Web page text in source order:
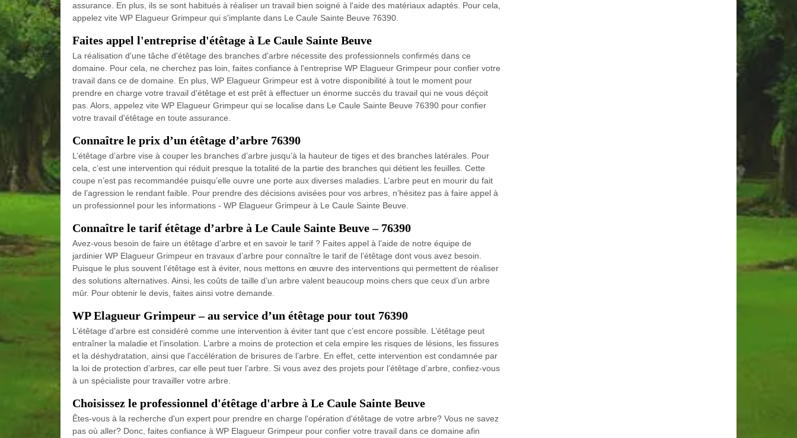
assurance. En plus, ils se sont habitués à réaliser un travail bien soigné à l'aide des matériaux adaptés. Pour cela,
appelez vite WP Elagueur Grimpeur qui s'implante dans Le Caule Sainte Beuve 76390.
Faites appel l'entreprise d'étêtage à Le Caule Sainte Beuve
La réalisation d'une tâche d'étêtage des branches d'arbre nécessite des professionnels confirmés dans ce
domaine. Pour cela, ne cherchez pas loin, faites confiance à l'entreprise WP Elagueur Grimpeur pour confier votre
travail dans ce de domaine. En plus, WP Elagueur Grimpeur est à votre disponibilité à tout le moment pour
prendre en charge votre travail d'étêtage et est prêt à effectuer un énorme succès du travail qui ne vous déçoit
pas. Alors, appelez vite WP Elagueur Grimpeur qui se localise dans Le Caule Sainte Beuve 76390 pour confier
votre travail d'étêtage en toute assurance.
Connaître le prix d’un étêtage d’arbre 76390
L’étêtage d’arbre vise à couper les branches d’arbre jusqu’à la hauteur de tiges et des branches latérales. Pour
cela, c’est une intervention qui réduit presque la totalité de la partie des branches qui détient les feuilles. Cette
coupe n’est pas recommandée puisqu’elle ouvre une porte aux diverses maladies. L’arbre peut en mourir du fait
de l’agression le rendant faible. Pour prendre des décisions avisées pour vos arbres, n’hésitez pas à faire appel à
un professionnel pour les informations - WP Elagueur Grimpeur à Le Caule Sainte Beuve.
Connaître le tarif étêtage d’arbre à Le Caule Sainte Beuve – 76390
Avez-vous besoin de faire un étêtage d’arbre et en savoir le tarif ? Faites appel à l’aide de notre équipe de
jardinier WP Elagueur Grimpeur en travaux d’arbre pour connaître le tarif de l’étêtage dont vous avez besoin.
Puisque le plus souvent l’étêtage est à éviter, nous mettons en œuvre des interventions qui permettent de réaliser
des solutions alternatives. Ainsi, les coûts de taille d’un arbre valent beaucoup moins chers que ceux d’un arbre
mûr. Pour obtenir le devis, faites ainsi votre demande.
WP Elagueur Grimpeur – au service d’un étêtage pour tout 76390
L’étêtage d’arbre est considéré comme une intervention à éviter tant que c’est encore possible. L’étêtage peut
entraîner la maladie et l'insolation. L’arbre a moins de protection et cela empire les risques de lésions, les fissures
et la déshydratation, ainsi que l'accélération de brisures de l’arbre. En effet, cette intervention est condamnée par
la loi de protection d’arbres, car elle peut tuer l’arbre. Si vous avez des projets pour l’étêtage d’arbre, confiez-vous
à un spécialiste pour travailler votre arbre.
Choisissez le professionnel d'étêtage d'arbre à Le Caule Sainte Beuve
Êtes-vous à la recherche d'un expert pour prendre en charge l'opération d'étêtage de votre arbre? Vous ne savez
pas où aller? Donc, faites confiance à WP Elagueur Grimpeur pour confier votre travail dans ce domaine afin